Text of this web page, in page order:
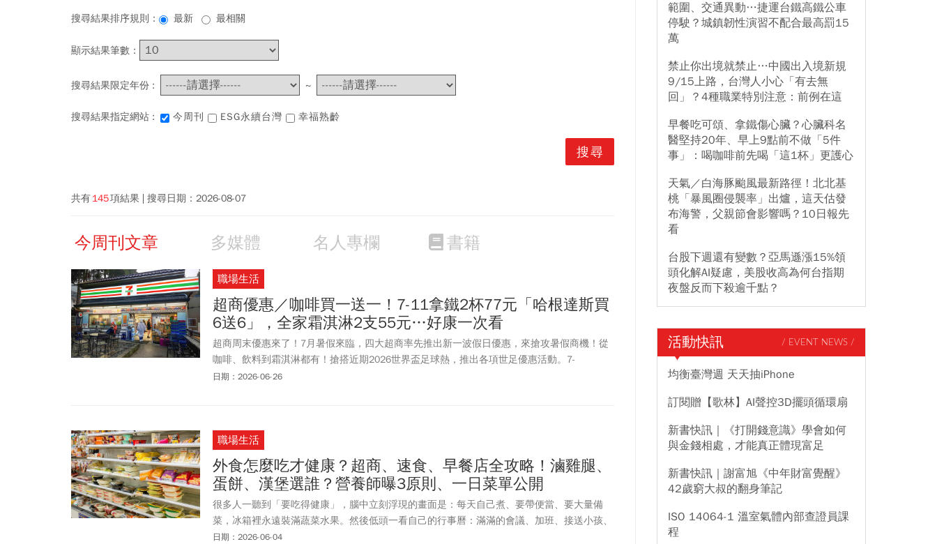
搜尋結果排序規則： 最新 最相關
顯示結果筆數：
搜尋結果限定年份 : ~
搜尋結果指定網站 : 今周刊 ESG永續台灣 幸福熟齡
共有145項結果 搜尋日期： 2026-08-07
今周刊文章 多媒體 名人專欄 書籍
職場生活
超商優惠／咖啡買一送一！7-11拿鐵2杯77元「哈根達斯買
6送6」，全家霜淇淋2支55元…好康一次看
超商周末優惠來了！7月暑假來臨，四大超商率先推出新一波假日優惠，來搶攻暑假商機！從
咖啡、飲料到霜淇淋都有！搶搭近期2026世界盃足球熱，推出各項世足優惠活動。7-
ELEVEN「超值五六日」：CITY CAFE大杯美式2杯66元、拿鐵2杯77元，哈根達斯冰品也祭出
「杜老爺甜筒」優惠 ！萊爾富大杯美式、拿鐵咖啡也祭出2杯優惠組活動、還能把超萌
ZANMANG LOOPY 杯塞帶回家！《今周刊》整理超商多項商品的限時促銷懶人包，一次看懂怎
麼買最划算！
日期：2026-06-26
職場生活
外食怎麼吃才健康？超商、速食、早餐店全攻略！滷雞腿、
蛋餅、漢堡選誰？營養師曝3原則、一日菜單公開
很多人一聽到「要吃得健康」，腦中立刻浮現的畫面是：每天自己煮、要帶便當、要大量備
菜，冰箱裡永遠裝滿蔬菜水果。然後低頭一看自己的行事曆：滿滿的會議、加班、接送小孩、
回家只剩半條命。心裡只剩下一句話：「根本不可能。」如果你也是三餐外食、時間被工作推
日期：2026-06-04
範圍、交通異動…捷運台鐵高鐵公車
停駛？城鎮韌性演習不配合最高罰15
萬
禁止你出境就禁止…中國出入境新規
9/15上路，台灣人小心「有去無
回」？4種職業特別注意：前例在這
早餐吃可頌、拿鐵傷心臟？心臟科名
醫堅持20年、早上9點前不做「5件
事」：喝咖啡前先喝「這1杯」更護心
天氣／白海豚颱風最新路徑！北北基
桃「暴風圈侵襲率」出爐，這天估發
布海警，父親節會影響嗎？10日報先
看
台股下週還有變數？亞馬遜漲15%領
頭化解AI疑慮，美股收高為何台指期
夜盤反而下殺逾千點？
活動快訊 / EVENT NEWS /
均衡臺灣週 天天抽iPhone
訂閱贈【歌林】AI聲控3D擺頭循環扇
新書快訊｜《打開錢意識》學會如何
與金錢相處，才能真正體現富足
新書快訊｜謝富旭《中年財富覺醒》
42歲窮大叔的翻身筆記
ISO 14064-1 溫室氣體內部查證員課
程